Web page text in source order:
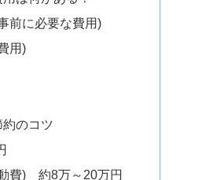
前に必要な費用)
用)
のコツ
費) 約8万～20万円